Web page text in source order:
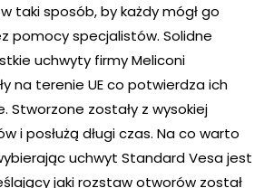
taki sposób, by każdy mógł go
pomocy specjalistów. Solidne
uchwyty firmy Meliconi
na terenie UE co potwierdza ich
Stworzone zostały z wysokiej
i posłużą długi czas. Na co warto
uchwyt Standard Vesa jest
jaki rozstaw otworów został